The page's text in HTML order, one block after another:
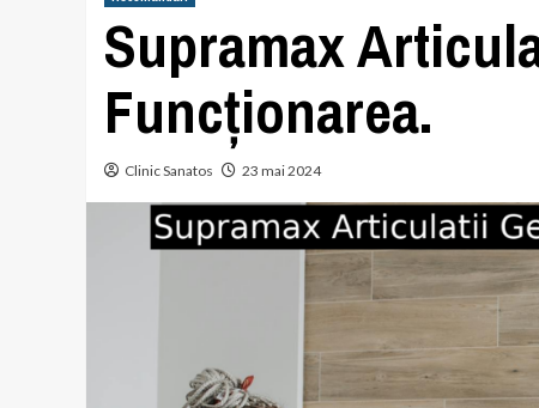
Supramax
Funcționarea.
Clinic Sanatos 23 mai 2024